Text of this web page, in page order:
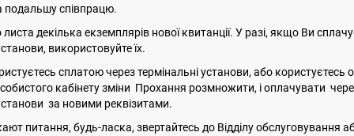
подальшу співпрацю.
декілька екземплярів нової квитанції. У разі, якщо Ви
використовуйте їх.
сплатою через термінальні установи, або користуєтесь
кабінету зміни Прохання розмножити, і оплачувати
за новими реквізитами.
питання, будь-ласка, звертайтесь до Відділу обслуговування